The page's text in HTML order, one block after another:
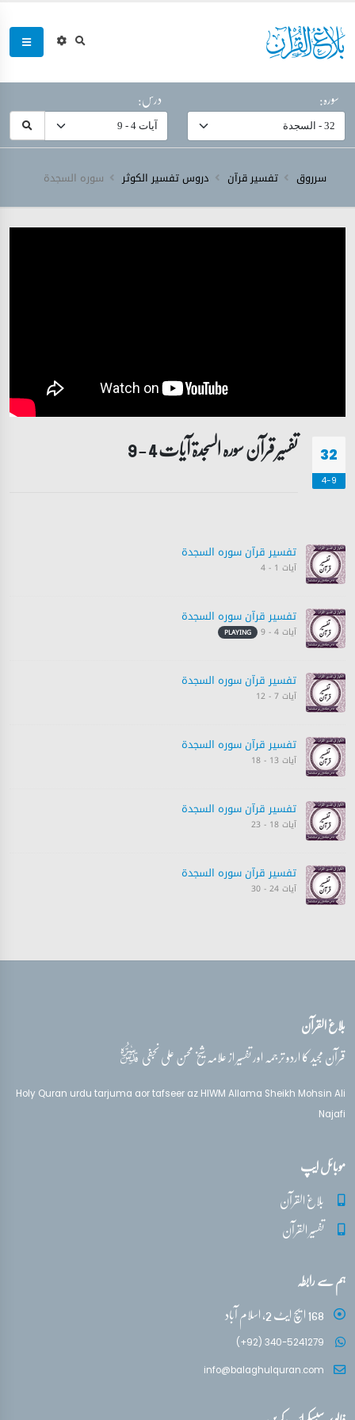
سورہ: درس:
سرروق تفسیر قرآن دروس تفسیر الکوثر سورہ ‎السجدة‎
32
4-9
تفسیر قرآن سورہ ‎السجدۃ آیات 4 - 9
تفسیر قرآن سورہ ‎السجدة‎
آیات 1 - 4
تفسیر قرآن سورہ ‎السجدة‎
آیات 4 - 9 PLAYING
تفسیر قرآن سورہ ‎السجدة‎
آیات 7 - 12
تفسیر قرآن سورہ ‎السجدة‎
آیات 13 - 18
تفسیر قرآن سورہ ‎السجدة‎
آیات 18 - 23
تفسیر قرآن سورہ ‎السجدة‎
آیات 24 - 30
بلاغ القرآن
قرآن مجید کا اردو ترجمہ اور تفسیر از علامہ شیخ محسن علی نجفیقدس‌سره
Holy Quran urdu tarjuma aor tafseer az HIWM Allama Sheikh Mohsin Ali
Najafi
موبائل ایپ
بلاغ القرآن
تفسیر القرآن
ہم سے رابطہ
168 ایچ ایٹ 2، اسلام آباد
(+92) 340-5241279
info@balaghulquran.com